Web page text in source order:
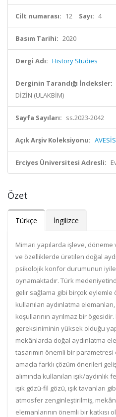
Cilt numarası: 12 Sayı: 4
Basım Tarihi: 2020
Dergi Adı: History Studies
Derginin Tarandığı İndeksler:
DİZİN (ULAKBİM)
Sayfa Sayıları: ss.2023-2042
Açık Arşiv Koleksiyonu:
Erciyes Üniversitesi Adresli:
Özet
Türkçe İngilizce
Mimari yapılarda işleve,
ve özelliklerde üretilen doğal
psikolojik konfor durumunun
oynamaktadır. Türk
gelir sağlama gibi birçok eylemle
kullanılan aydınlatma
koşullarının ayrılmaz bir
gereksiniminin yüksek olduğu
mekânlarda doğal aydınlatma
tasarımın önemli bir
amaçla farklı çözüm önerileri
alımında kullanılan ışık/
ışık gözü-fil gözü, ışık tavanları
atmosfer zenginleştirilmiş, mekân
elemanlarının önemli bir katkısı